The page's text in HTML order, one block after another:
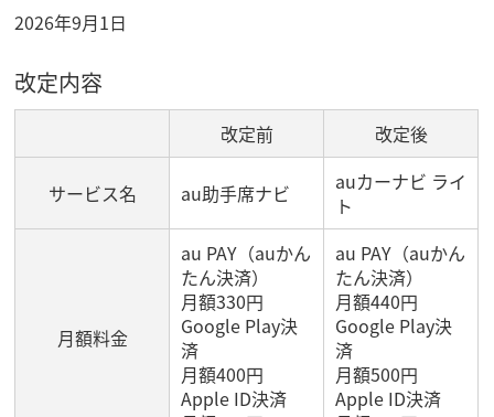
2026年9月1日
改定内容
改定前 改定後
サービス名 au助手席ナビ
auカーナビ ライ
ト
月額料金
au PAY（auかん
たん決済）
月額330円
Google Play決
済
月額400円
Apple ID決済
au PAY（auかん
たん決済）
月額440円
Google Play決
済
月額500円
Apple ID決済